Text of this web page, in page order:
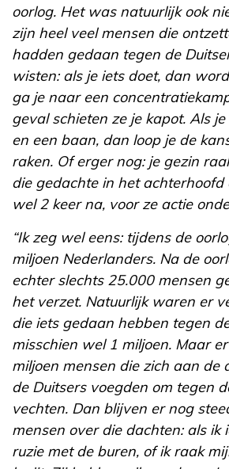
oorlog. Het was natuurlijk ook
zijn heel veel mensen die
hadden gedaan tegen de
wisten: als je iets doet, dan
ga je naar een
geval schieten ze je kapot. Als
en een baan, dan loop je de
raken. Of erger nog: je gezin
die gedachte in het achterhoofd
wel 2 keer na, voor ze actie
“Ik zeg wel eens: tijdens de
miljoen Nederlanders. Na de
echter slechts 25.000 mensen
het verzet. Natuurlijk waren er
die iets gedaan hebben tegen
misschien wel 1 miljoen. Maar
miljoen mensen die zich aan de
de Duitsers voegden om tegen
vechten. Dan blijven er nog
mensen over die dachten: als ik
ruzie met de buren, of ik raak